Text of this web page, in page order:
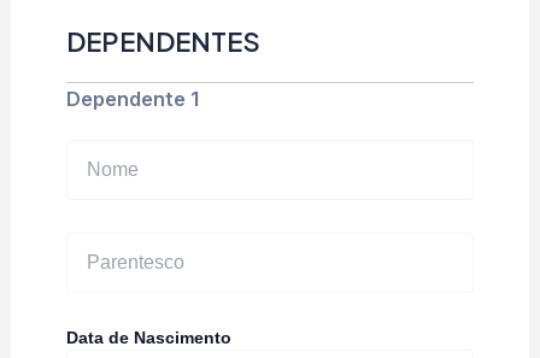
DEPENDENTES
Dependente 1
Data de Nascimento